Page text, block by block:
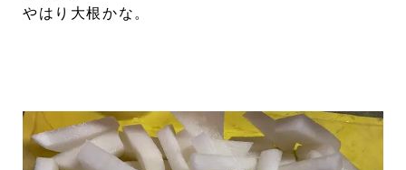
やはり大根かな。